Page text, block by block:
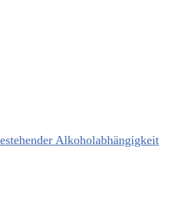
Alkoholabhängigkeit